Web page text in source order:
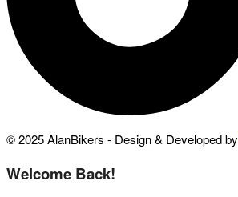
© 2025 AlanBikers - Design & Developed by
Welcome Back!